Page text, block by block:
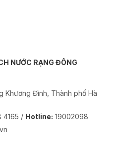
NƯỚC RẠNG ĐÔNG
Khương Đình, Thành phố Hà
4165 / Hotline: 19002098